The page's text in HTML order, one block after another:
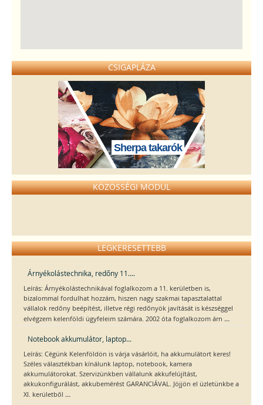
CSIGAPLÁZA
Sherpa takarók
KÖZÖSSÉGI MODUL
LEGKERESETTEBB
Árnyékolástechnika, redőny 11....
Leírás: Árnyékolástechnikával foglalkozom a 11. kerületben is,
bizalommal fordulhat hozzám, hiszen nagy szakmai tapasztalattal
vállalok redőny beépítést, illetve régi redőnyök javítását is készséggel
elvégzem kelenföldi ügyfeleim számára. 2002 óta foglalkozom árn ...
Notebook akkumulátor, laptop...
Leírás: Cégünk Kelenföldön is várja vásárlóit, ha akkumulátort keres!
Széles választékban kínálunk laptop, notebook, kamera
akkumulátorokat. Szervizünkben vállalunk akkufelújítást,
akkukonfigurálást, akkubemérést GARANCIÁVAL. Jöjjön el üzletünkbe a
XI. kerületből ...